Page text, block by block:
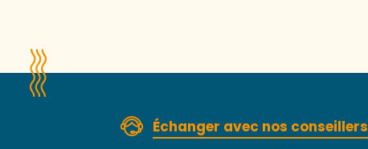
Échanger avec nos conseillers